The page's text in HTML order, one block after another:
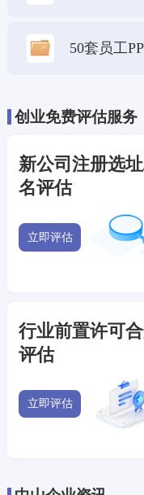
50套员工
创业免费评估服务
新公司注册选
名评估
立即评估
行业前置许可
评估
立即评估